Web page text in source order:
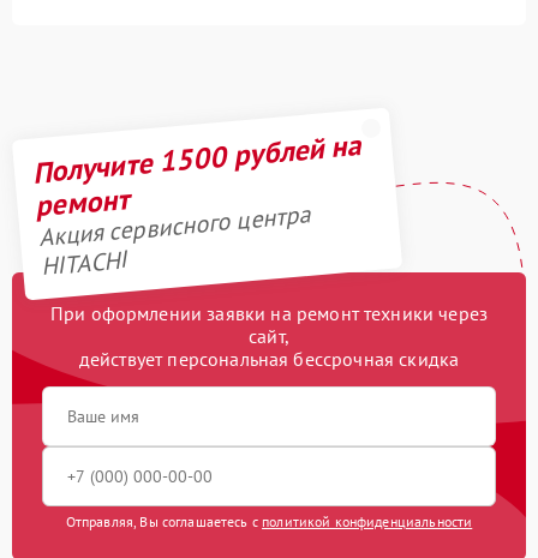
Получите 1500 рублей на
ремонт
Акция сервисного центра
HITACHI
При оформлении заявки на ремонт техники через
сайт,
действует персональная бессрочная скидка
Отправляя, Вы соглашаетесь с политикой конфиденциальности